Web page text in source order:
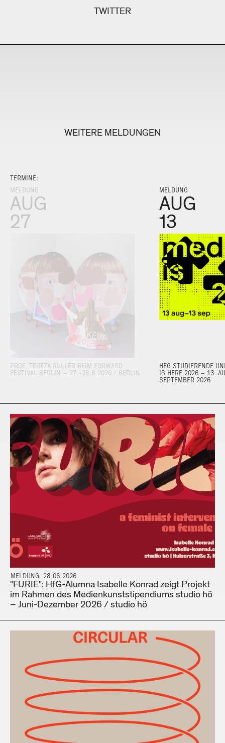
TWITTER
WEITERE MELDUNGEN
TERMINE:
MELDUNG
AUG
27
PROF. TEREZA RULLER BEIM FORWARD
FESTIVAL BERLIN – 27.-28.8.2026 / BERLIN
MELDUNG
AUG
13
HFG STUDIERENDE
IS HERE 2026 – 13.
SEPTEMBER 2026
MELDUNG 28.06.2026
"FURIE": HfG-Alumna Isabelle Konrad zeigt Projekt
im Rahmen des Medienkunststipendiums studio hö
– Juni-Dezember 2026 / studio hö